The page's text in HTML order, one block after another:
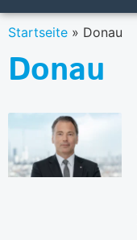
Startseite » Donau
Donau